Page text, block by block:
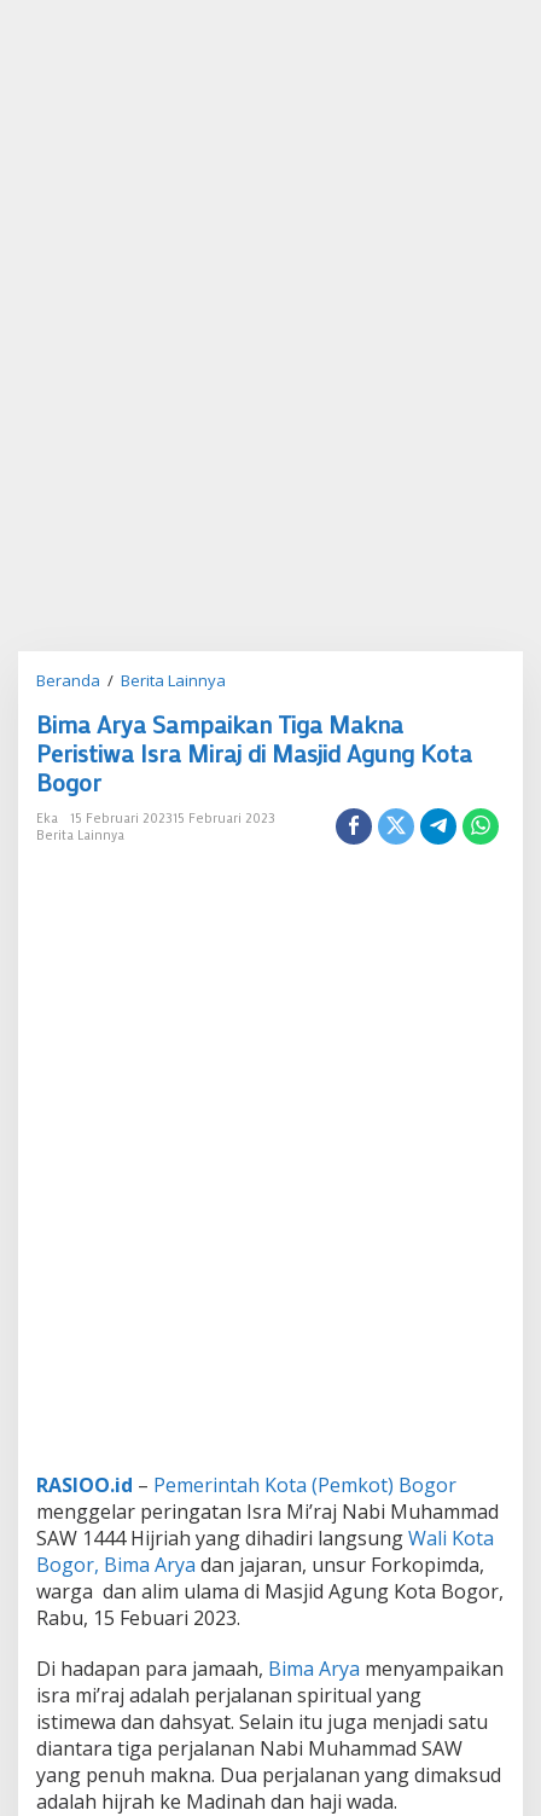
Beranda / Berita Lainnya
Sampaikan
Tiga
Makna
Isra
Bima Arya Sampaikan Tiga Makna
Peristiwa Isra Miraj di Masjid Agung Kota
Bogor
Eka 15 Februari 202315 Februari 2023
Berita Lainnya
RASIOO.id – Pemerintah Kota (Pemkot) Bogor
menggelar peringatan Isra Mi’raj Nabi Muhammad
SAW 1444 Hijriah yang dihadiri langsungWali Kota
Bogor, Bima Arya dan jajaran, unsur Forkopimda,
warga dan alim ulama di Masjid Agung Kota Bogor,
Rabu, 15 Febuari 2023.
Di hadapan para jamaah, Bima Arya menyampaikan
isra mi’raj adalah perjalanan spiritual yang
istimewa dan dahsyat. Selain itu juga menjadi satu
diantara tiga perjalanan Nabi Muhammad SAW
yang penuh makna. Dua perjalanan yang dimaksud
adalah hijrah ke Madinah dan haji wada.